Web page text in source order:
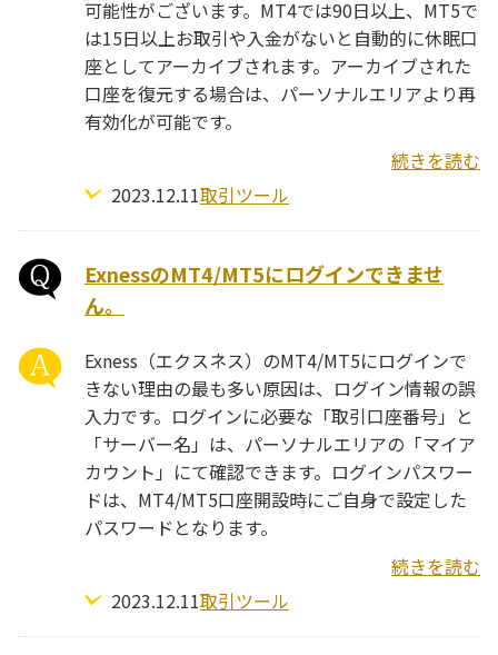
可能性がございます。MT4では90日以上、MT5で
は15日以上お取引や入金がないと自動的に休眠口
座としてアーカイブされます。アーカイブされた
口座を復元する場合は、パーソナルエリアより再
有効化が可能です。
続きを読む
2023.12.11取引ツール
ExnessのMT4/MT5にログインできませ
ん。
Exness（エクスネス）のMT4/MT5にログインで
きない理由の最も多い原因は、ログイン情報の誤
入力です。ログインに必要な「取引口座番号」と
「サーバー名」は、パーソナルエリアの「マイア
カウント」にて確認できます。ログインパスワー
ドは、MT4/MT5口座開設時にご自身で設定した
パスワードとなります。
続きを読む
2023.12.11取引ツール